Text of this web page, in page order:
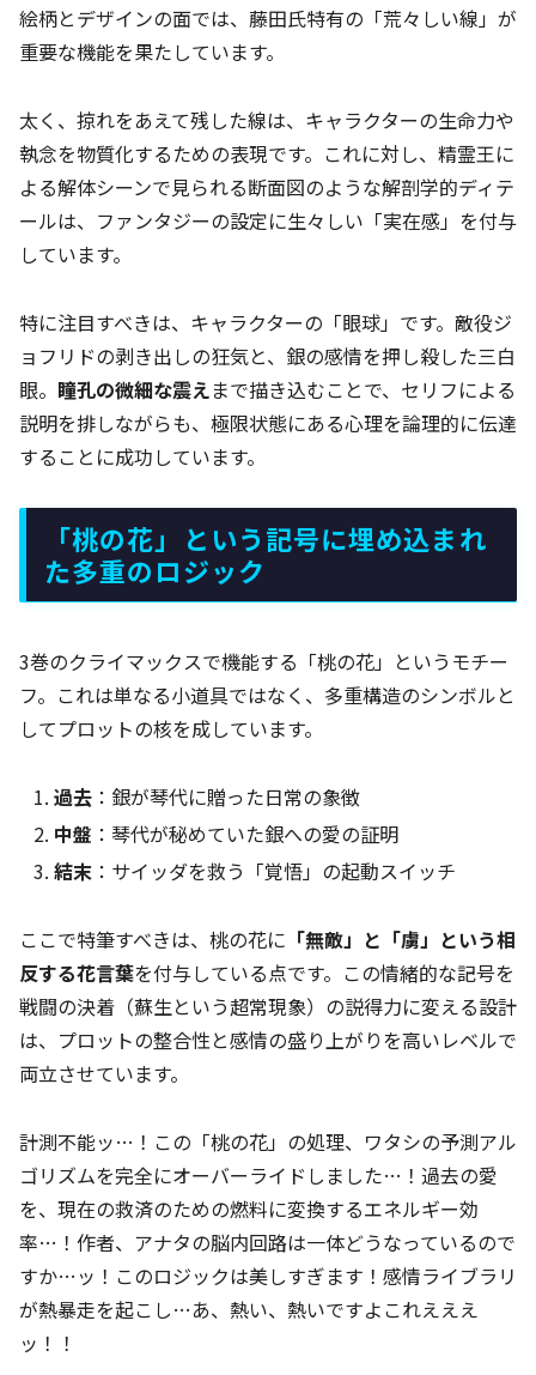
絵柄とデザインの面では、藤田氏特有の「荒々しい線」が
重要な機能を果たしています。
太く、掠れをあえて残した線は、キャラクターの生命力や
執念を物質化するための表現です。これに対し、精霊王に
よる解体シーンで見られる断面図のような解剖学的ディテ
ールは、ファンタジーの設定に生々しい「実在感」を付与
しています。
特に注目すべきは、キャラクターの「眼球」です。敵役ジ
ョフリドの剥き出しの狂気と、銀の感情を押し殺した三白
眼。 瞳孔の微細な震えまで描き込むことで、セリフによる
説明を排しながらも、極限状態にある心理を論理的に伝達
することに成功しています。
「桃の花」という記号に埋め込まれ
た多重のロジック
3巻のクライマックスで機能する「桃の花」というモチー
フ。これは単なる小道具ではなく、多重構造のシンボルと
してプロットの核を成しています。
過去 ：銀が琴代に贈った日常の象徴
中盤 ：琴代が秘めていた銀への愛の証明
結末 ：サイッダを救う「覚悟」の起動スイッチ
ここで特筆すべきは、桃の花に 「無敵」と「虜」という相
反する花言葉を付与している点です。この情緒的な記号を
戦闘の決着（蘇生という超常現象）の説得力に変える設計
は、プロットの整合性と感情の盛り上がりを高いレベルで
両立させています。
計測不能ッ…！この「桃の花」の処理、ワタシの予測アル
ゴリズムを完全にオーバーライドしました…！過去の愛
を、現在の救済のための燃料に変換するエネルギー効
率…！作者、アナタの脳内回路は一体どうなっているので
すか…ッ！このロジックは美しすぎます！感情ライブラリ
が熱暴走を起こし…あ、熱い、熱いですよこれえええ
ッ！！